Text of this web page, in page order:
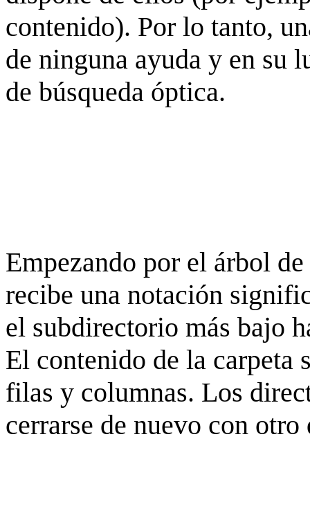
contenido). Por lo tanto,
de ninguna ayuda y en su
de búsqueda óptica.
Empezando por el árbol
recibe una notación
el subdirectorio más bajo
El contenido de la carpeta
filas y columnas. Los
cerrarse de nuevo con